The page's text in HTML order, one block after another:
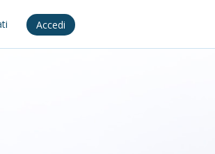
Accedi